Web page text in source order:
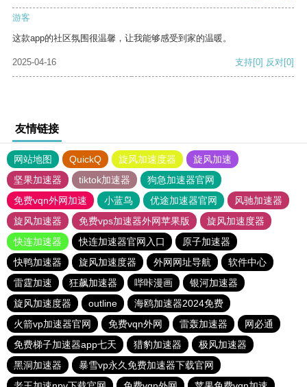
游客
这款app的社区氛围很温馨，让我能够感受到家的温暖。
2025-04-16 支持[0] 反对[0]
友情链接
网站地图 QuickQ 旋风加速度器
旋风加速
坚果加速器
tiktok加速器
狗急加速器官网
免费vqn外网加速
小蓝鸟 优途加速器官网
风驰加速器
旋风加速器
免费vps加速器外网苹果版
旋风加速度器
快连加速器
快连加速器官网入口
原子加速器
快鸭加速器
旋风加速度器 外网网址导航
软件中心
雷霆加速
狂飙加速器 哔咔漫画
银河加速器
旋风加速度器
outline
海鸥加速器2024免费
火箭vp加速器官网
免费vqn外网 雷轰加速器
网必通
免费梯子加速器app七天
猎豹加速器
极风加速器
黑洞加速器
暴雪vp永久免费加速器下载官网